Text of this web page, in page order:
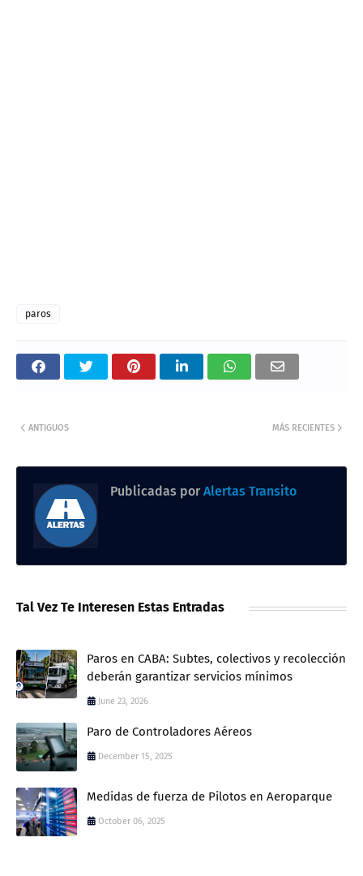
paros
MÁS RECIENTES
ANTIGUOS
Publicadas por Alertas Transito
Tal Vez Te Interesen Estas Entradas
Paros en CABA: Subtes, colectivos y recolección
deberán garantizar servicios mínimos
June 23, 2026
Paro de Controladores Aéreos
December 15, 2025
Medidas de fuerza de Pilotos en Aeroparque
October 06, 2025